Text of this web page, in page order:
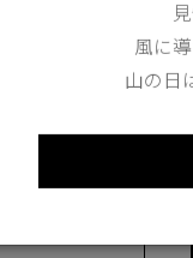
風に
山の日